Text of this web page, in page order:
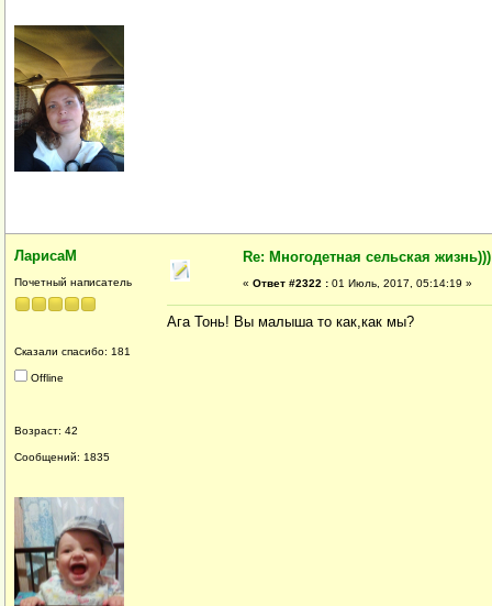
ЛарисаМ
Почетный написатель
Сказали спасибо: 181
Offline
Возраст: 42
Сообщений: 1835
Re: Многодетная сельская жизнь)))
« Ответ #2322 : 01 Июль, 2017, 05:14:19 »
Ага Тонь! Вы малыша то как,как мы?